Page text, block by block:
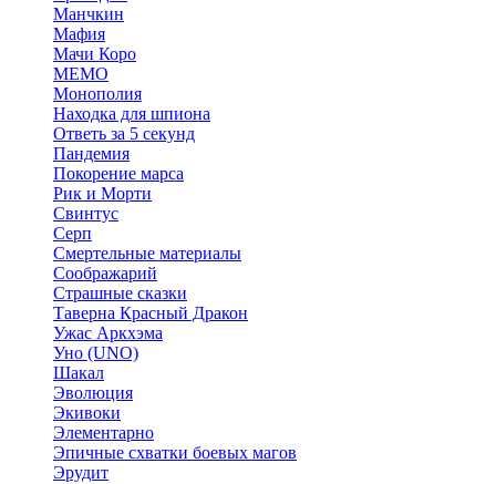
Манчкин
Мафия
Мачи Коро
МЕМО
Монополия
Находка для шпиона
Ответь за 5 секунд
Пандемия
Покорение марса
Рик и Морти
Свинтус
Серп
Смертельные материалы
Соображарий
Страшные сказки
Таверна Красный Дракон
Ужас Аркхэма
Уно (UNO)
Шакал
Эволюция
Экивоки
Элементарно
Эпичные схватки боевых магов
Эрудит